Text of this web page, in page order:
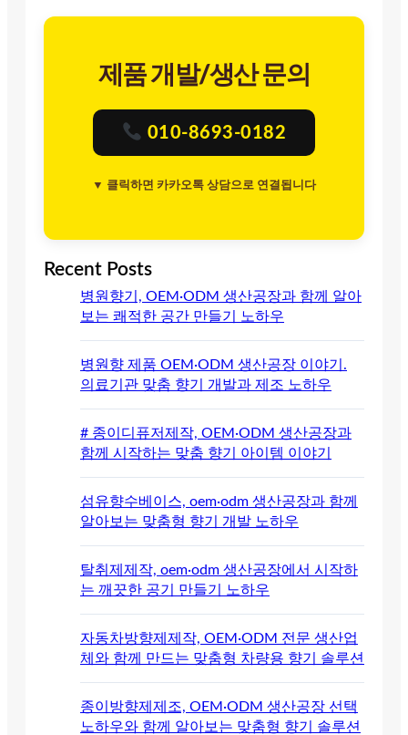
제품 개발/생산 문의
010-8693-0182
▼ 클릭하면 카카오톡 상담으로 연결됩니다
Recent Posts
병원향기, OEM·ODM 생산공장과 함께 알아
보는 쾌적한 공간 만들기 노하우
병원향 제품 OEM·ODM 생산공장 이야기.
의료기관 맞춤 향기 개발과 제조 노하우
# 종이디퓨저제작, OEM·ODM 생산공장과
함께 시작하는 맞춤 향기 아이템 이야기
섬유향수베이스, oem·odm 생산공장과 함께
알아보는 맞춤형 향기 개발 노하우
탈취제제작, oem·odm 생산공장에서 시작하
는 깨끗한 공기 만들기 노하우
자동차방향제제작, OEM·ODM 전문 생산업
체와 함께 만드는 맞춤형 차량용 향기 솔루션
종이방향제제조, OEM·ODM 생산공장 선택
노하우와 함께 알아보는 맞춤형 향기 솔루션